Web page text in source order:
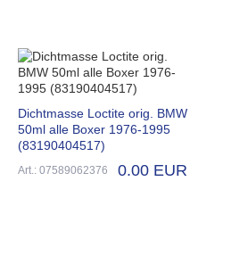
Dichtmasse Loctite orig. BMW
50ml alle Boxer 1976-1995
(83190404517)
Art.: 07589062376 0.00 EUR